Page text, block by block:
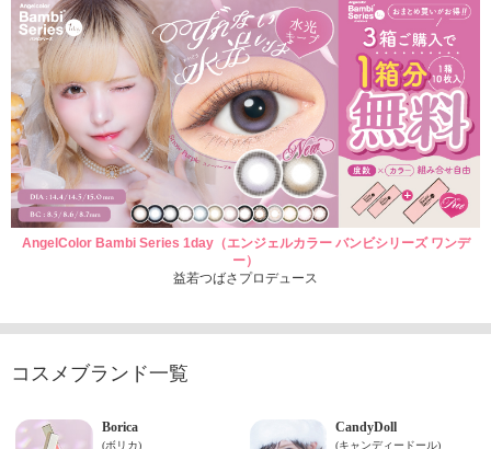
AngelColor Bambi Series 1day（エンジェルカラー バンビシリーズ ワンデ
ー）
益若つばさプロデュース
コスメブランド一覧